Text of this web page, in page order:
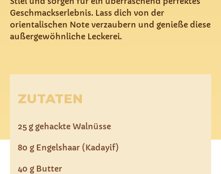
Geschmackserlebnis. Lass dich von der
orientalischen Note verzaubern und genieße diese
außergewöhnliche Leckerei.
ZUTATEN
25 g gehackte Walnüsse
80 g Engelshaar (Kadayif)
40 g Butter